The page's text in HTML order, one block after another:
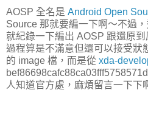
AOSP 全名是 Android Open
Source 那就要編一下啊～不過
就紀錄一下編出 AOSP 跟還原
過程算是不滿意但還可以接受狀
的 image 檔，而是從 xda-
人知道官方處，麻煩留言一下下